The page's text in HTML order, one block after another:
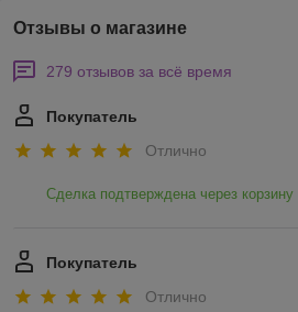
Отзывы о магазине
279 отзывов за всё время
Покупатель
Отлично
Сделка подтверждена через корзину
Покупатель
Отлично